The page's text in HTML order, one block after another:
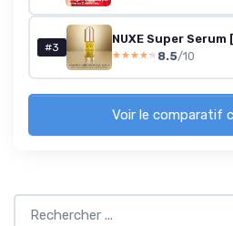
#3
NUXE Super Serum
★★★★★
★★★★★ 8.5/10
Voir le comparatif